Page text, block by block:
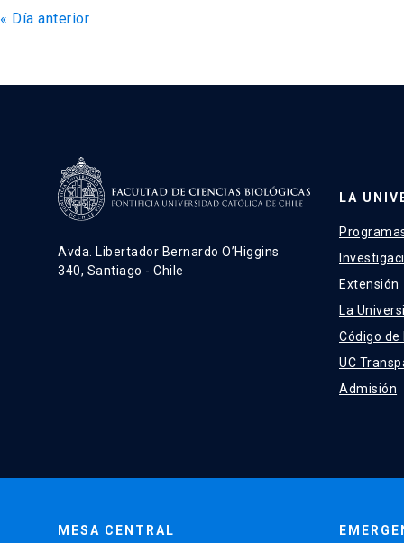
« Día anterior
Avda. Libertador Bernardo O’Higgins
340, Santiago - Chile
LA
Extensión
La
Código de
UC
Admisión
MESA CENTRAL